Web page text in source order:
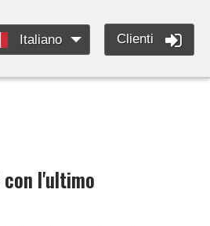
Italiano Clienti
con l'ultimo